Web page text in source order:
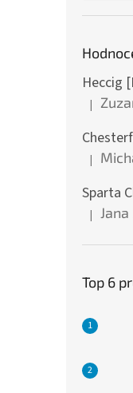
|
|
Sparta
|
Top 6